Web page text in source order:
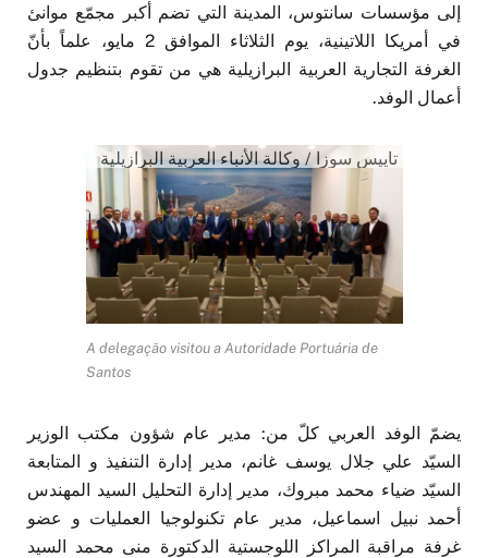
إلى مؤسسات سانتوس، المدينة التي تضم أكبر مجمّع موانئ
في أمريكا اللاتينية، يوم الثلاثاء الموافق 2 مايو، علماً بأنّ
الغرفة التجارية العربية البرازيلية هي من تقوم بتنظيم جدول
أعمال الوفد.
تاييس سوزا / وكالة الأنباء العربية البرازيلية
A delegação visitou a Autoridade Portuária de
Santos
يضمّ الوفد العربي كلّ من: مدير عام شؤون مكتب الوزير
السيّد علي جلال يوسف غانم، مدير إدارة التنفيذ و المتابعة
السيّد ضياء محمد مبروك، مدير إدارة التحليل السيد المهندس
أحمد نبيل اسماعيل، مدير عام تكنولوجيا العمليات و عضو
غرفة مراقبة المراكز اللوجستية الدكتورة منى محمد السيد